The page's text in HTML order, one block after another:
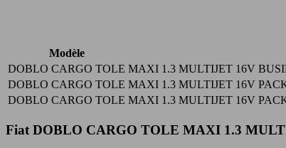
Modèle
DOBLO CARGO TOLE MAXI 1.3 MULTIJET 16V
DOBLO CARGO TOLE MAXI 1.3 MULTIJET 16V
DOBLO CARGO TOLE MAXI 1.3 MULTIJET 16V
Fiat DOBLO CARGO TOLE MAXI 1.3